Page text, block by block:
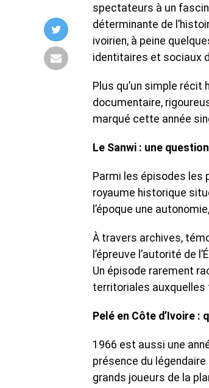
spectateurs à un
déterminante de
ivoirien, à peine
identitaires et sociaux
Plus qu’un simple
documentaire,
marqué cette année
Le Sanwi : une
Parmi les épisodes les
royaume historique
l’époque une
À travers archives,
l’épreuve l’autorité de
Un épisode rarement
territoriales auxquelles
Pelé en Côte d’Ivoire
1966 est aussi une
présence du légendaire
grands joueurs de la